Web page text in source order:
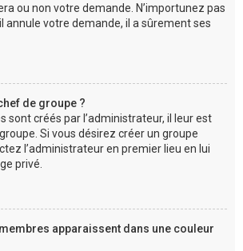
ou non votre demande. N’importunez pas
annule votre demande, il a sûrement ses
de groupe ?
sont créés par l’administrateur, il leur est
Si vous désirez créer un groupe
l’administrateur en premier lieu en lui
privé.
apparaissent dans une couleur